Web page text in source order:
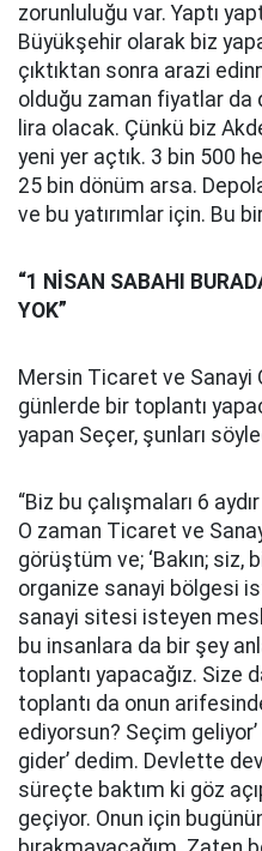
zorunluluğu var. Yaptı
Büyükşehir olarak biz
çıktıktan sonra arazi
olduğu zaman fiyatlar da
lira olacak. Çünkü biz
yeni yer açtık. 3 bin 500
25 bin dönüm arsa.
ve bu yatırımlar için. Bu
“1 NİSAN SABAHI
YOK”
Mersin Ticaret ve Sanayi
günlerde bir toplantı
yapan Seçer, şunları
“Biz bu çalışmaları 6
O zaman Ticaret ve
görüştüm ve; ‘Bakın; siz,
organize sanayi bölgesi
sanayi sitesi isteyen
bu insanlara da bir şey
toplantı yapacağız. Size
toplantı da onun
ediyorsun? Seçim
gider’ dedim. Devlette
süreçte baktım ki göz
geçiyor. Onun için